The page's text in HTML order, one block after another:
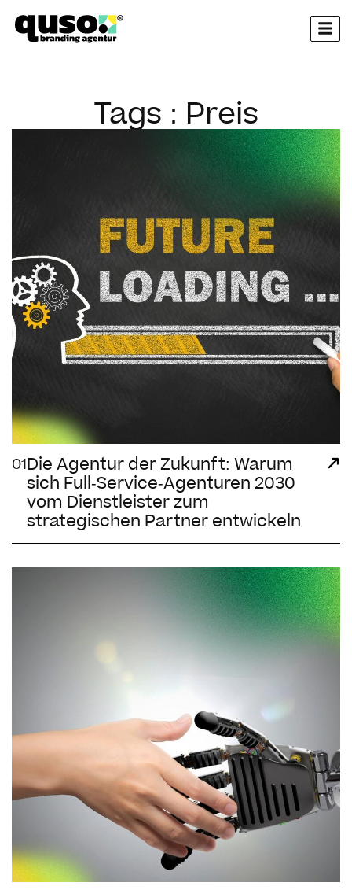
springen
Tags : Preis
01Die Agentur der Zukunft: Warum
sich Full-Service-Agenturen 2030
vom Dienstleister zum
strategischen Partner entwickeln